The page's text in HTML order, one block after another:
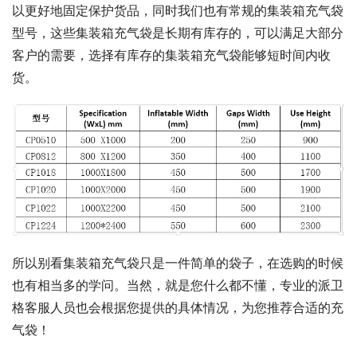
以更好地固定保护货品，同时我们也有常规的集装箱充气袋
型号，这些集装箱充气袋是长期有库存的，可以满足大部分
客户的需要，选择有库存的集装箱充气袋能够短时间内收
货。
所以别看集装箱充气袋只是一件简单的袋子，在选购的时候
也有相当多的学问。当然，就是您什么都不懂，专业的派卫
格客服人员也会根据您提供的具体情况，为您推荐合适的充
气袋！